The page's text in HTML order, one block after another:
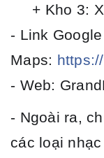
+ Kho 3:
- Link Google
Maps:
- Web:
- Ngoài ra,
các loại